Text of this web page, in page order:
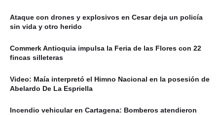
Ataque con drones y explosivos en Cesar deja un policía
sin vida y otro herido
Commerk Antioquia impulsa la Feria de las Flores con 22
fincas silleteras
Video: Maía interpretó el Himno Nacional en la posesión de
Abelardo De La Espriella
Incendio vehicular en Cartagena: Bomberos atendieron